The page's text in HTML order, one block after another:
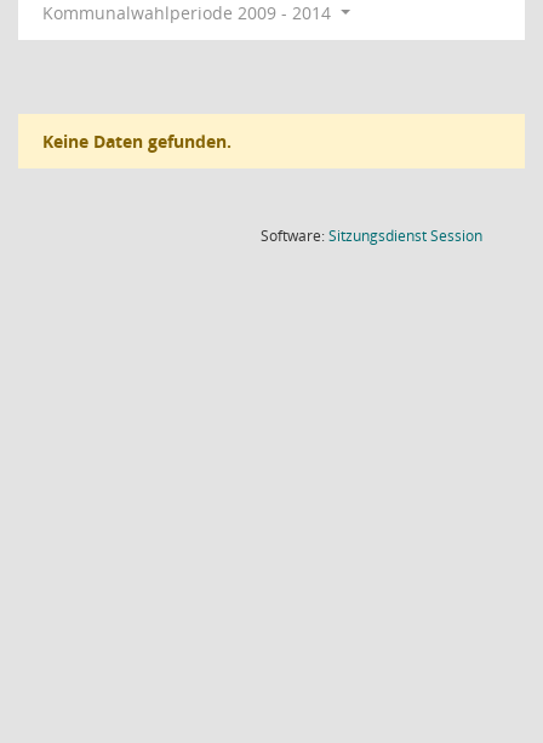
Kommunalwahlperiode 2009 - 2014
Keine Daten gefunden.
Software:SitzungsdienstSession(Wird in